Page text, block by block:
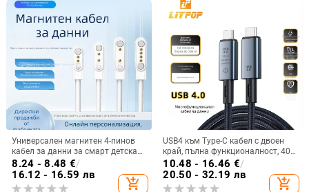
Универсален магнитен 4-пинов
кабел за данни за смарт детска
гривна/часовник, 60 см,
подходящ за устройства за
красота
8.24 - 8.48 €/
16.12 - 16.59 лв
add_shopping_cart
USB4 към Type-C кабел с двоен
край, пълна функционалност, 40
Gbps пренос и 8K HD за голям
дисплей
10.48 - 16.46 €/
20.50 - 32.19 лв
add_shopping_cart